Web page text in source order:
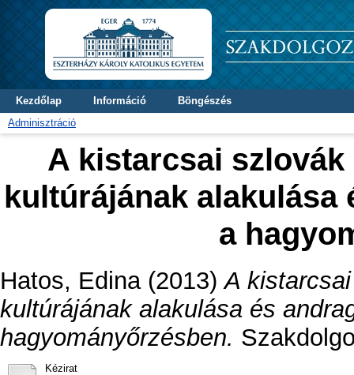
Kezdőlap Információ
Böngészés
Adminisztráció
A kistarcsai
kultúrájának alakulása
a
Hatos, Edina(2013)A
kultúrájának alakulása és
hagyományőrzésben.
Kézirat